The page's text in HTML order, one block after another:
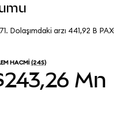
Dolaşımdaki arzı 441,92 B
HACMI (24S)
Mn